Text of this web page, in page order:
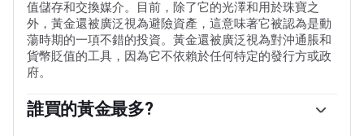
值儲存和交換媒介。目前，除了它的光澤和用於珠寶之
外，黃金還被廣泛視為避險資產，這意味著它被認為是動
蕩時期的一項不錯的投資。黃金還被廣泛視為對沖通脹和
貨幣貶值的工具，因為它不依賴於任何特定的發行方或政
府。
誰買的黃金最多?